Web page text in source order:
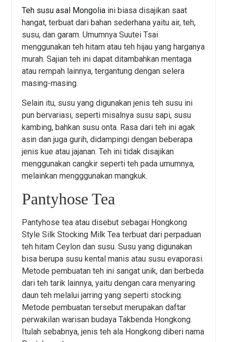
Teh susu asal Mongolia ini biasa disajikan saat
hangat, terbuat dari bahan sederhana yaitu air, teh,
susu, dan garam. Umumnya Suutei Tsai
menggunakan teh hitam atau teh hijau yang harganya
murah. Sajian teh ini dapat ditambahkan mentaga
atau rempah lainnya, tergantung dengan selera
masing-masing.
Selain itu, susu yang digunakan jenis teh susu ini
pun bervariasi, seperti misalnya susu sapi, susu
kambing, bahkan susu onta. Rasa dari teh ini agak
asin dan juga gurih, didampingi dengan beberapa
jenis kue atau jajanan. Teh ini tidak disajikan
menggunakan cangkir seperti teh pada umumnya,
melainkan mengggunakan mangkuk.
Pantyhose Tea
Pantyhose tea atau disebut sebagai Hongkong
Style Silk Stocking Milk Tea terbuat dari perpaduan
teh hitam Ceylon dan susu. Susu yang digunakan
bisa berupa susu kental manis atau susu evaporasi.
Metode pembuatan teh ini sangat unik, dan berbeda
dari teh tarik lainnya, yaitu dengan cara menyaring
daun teh melalui jarring yang seperti stocking.
Metode pembuatan tersebut merupakan daftar
perwakilan warisan budaya Takbenda Hongkong.
Itulah sebabnya, jenis teh ala Hongkong diberi nama